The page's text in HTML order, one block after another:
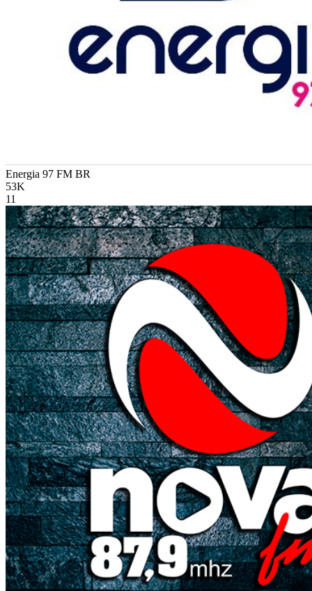
Energia 97 FM BR
53K
11